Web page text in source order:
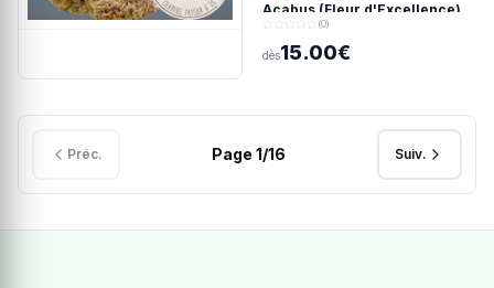
Acabus (Fleur d'Excellence)
(0)
dès15.00€
Préc. Page 1/16 Suiv.